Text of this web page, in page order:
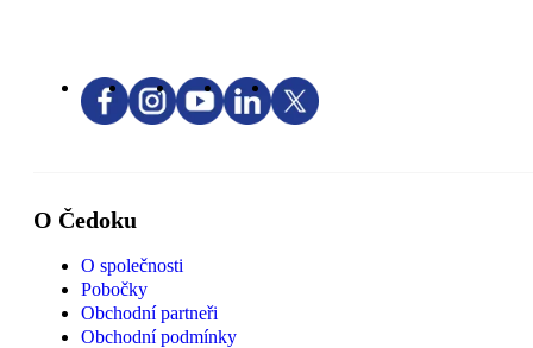
O Čedoku
O společnosti
Pobočky
Obchodní partneři
Obchodní podmínky